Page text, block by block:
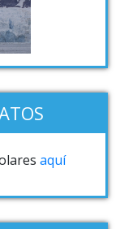
aquí